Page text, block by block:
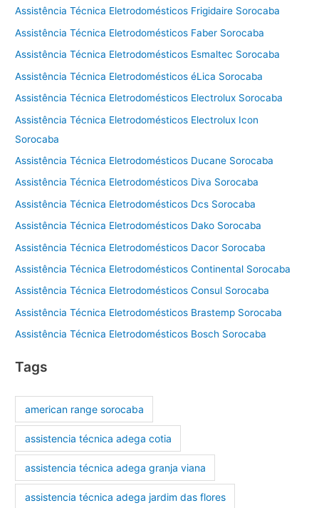
Assistência Técnica Eletrodomésticos Frigidaire Sorocaba
Assistência Técnica Eletrodomésticos Faber Sorocaba
Assistência Técnica Eletrodomésticos Esmaltec Sorocaba
Assistência Técnica Eletrodomésticos éLica Sorocaba
Assistência Técnica Eletrodomésticos Electrolux Sorocaba
Assistência Técnica Eletrodomésticos Electrolux Icon
Sorocaba
Assistência Técnica Eletrodomésticos Ducane Sorocaba
Assistência Técnica Eletrodomésticos Diva Sorocaba
Assistência Técnica Eletrodomésticos Dcs Sorocaba
Assistência Técnica Eletrodomésticos Dako Sorocaba
Assistência Técnica Eletrodomésticos Dacor Sorocaba
Assistência Técnica Eletrodomésticos Continental Sorocaba
Assistência Técnica Eletrodomésticos Consul Sorocaba
Assistência Técnica Eletrodomésticos Brastemp Sorocaba
Assistência Técnica Eletrodomésticos Bosch Sorocaba
Tags
american range sorocaba
assistencia técnica adega cotia
assistencia técnica adega granja viana
assistencia técnica adega jardim das flores